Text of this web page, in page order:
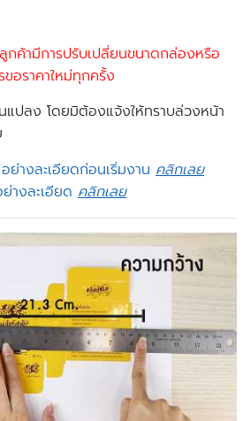
ค้ามีการปรับเปลี่ยนขนาดกล่องหรือ
อราคาใหม่ทุกครั้ง
แปลง โดยมิต้องแจ้งให้ทราบล่วงหน้า
ย่างละเอียดก่อนเริ่มงาน คลิกเลย
างละเอียด คลิกเลย